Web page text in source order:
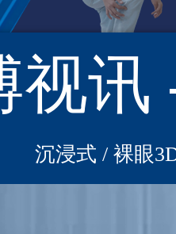
视讯
沉浸式 / 裸眼